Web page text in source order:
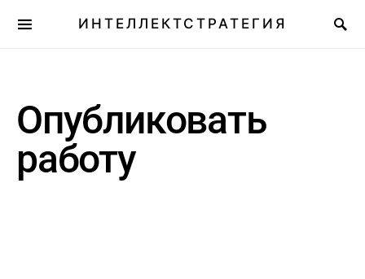
ИНТЕЛЛЕКТСТРАТЕГИЯ
Опубликовать
работу